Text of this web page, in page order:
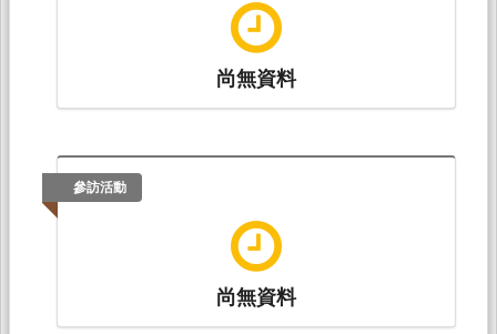
尚無資料
參訪活動
尚無資料